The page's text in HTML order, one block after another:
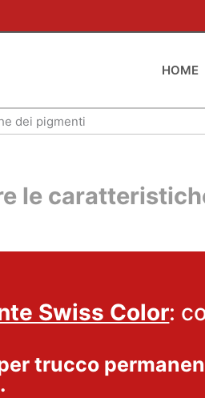
HOME
dei pigmenti
le
Swiss Color:
trucco